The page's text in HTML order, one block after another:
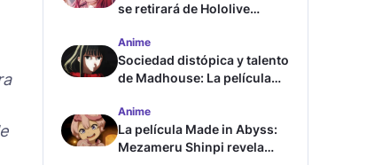
se retirará de Hololive
Anime
Sociedad distópica y talento
de Madhouse: La película
tráiler
Anime
La película Made in Abyss:
Mezameru Shinpi revela